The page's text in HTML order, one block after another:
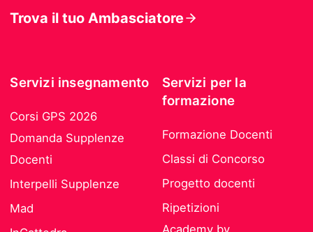
Trova il tuo Ambasciatore
Servizi insegnamento
Corsi GPS 2026
Domanda Supplenze
Docenti
Interpelli Supplenze
Mad
Servizi per la
formazione
Formazione Docenti
Classi di Concorso
Progetto docenti
Ripetizioni